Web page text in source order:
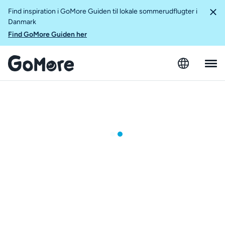
Find inspiration i GoMore Guiden til lokale sommerudflugter i
Danmark
Find GoMore Guiden her